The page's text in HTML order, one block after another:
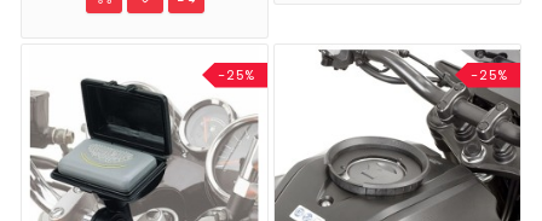
-25% -25%